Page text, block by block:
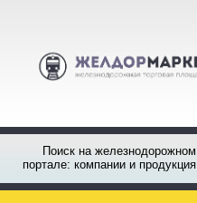
Поиск на железнодорожном
портале: компании и продукция